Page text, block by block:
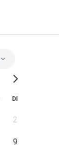
DI
2
9